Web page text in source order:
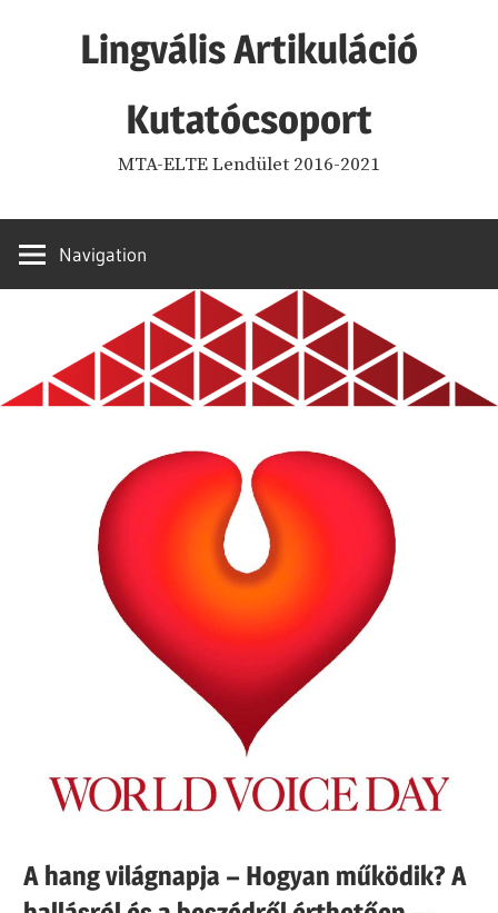
Lingvális Artikuláció
Kutatócsoport
MTA-ELTE Lendület 2016-2021
Navigation
A hang világnapja – Hogyan működik? A